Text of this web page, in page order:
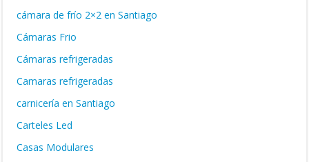
cámara de frío 2×2 en Santiago
Cámaras Frio
Cámaras refrigeradas
Camaras refrigeradas
carnicería en Santiago
Carteles Led
Casas Modulares